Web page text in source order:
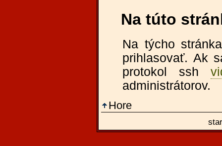
Na túto
Na týcho
prihlasovať. Ak
protokol ssh
administrátorov.
Hore